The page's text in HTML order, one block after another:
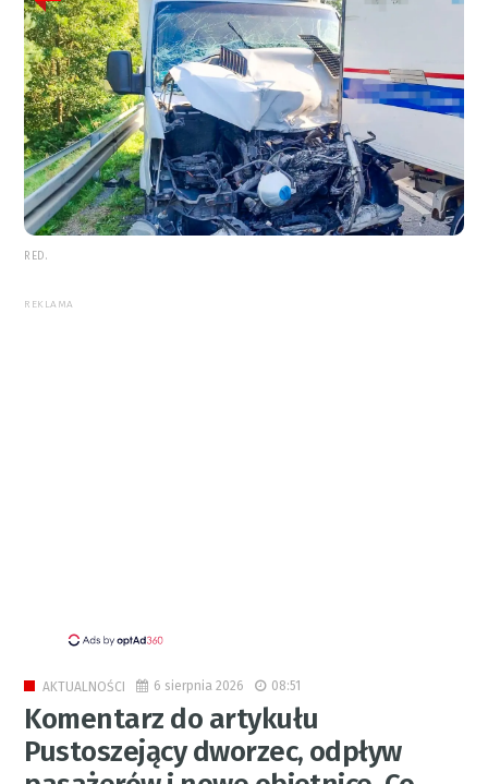
RED.
REKLAMA
AKTUALNOŚCI 6 sierpnia 2026 08:51
Komentarz do artykułu
Pustoszejący dworzec, odpływ